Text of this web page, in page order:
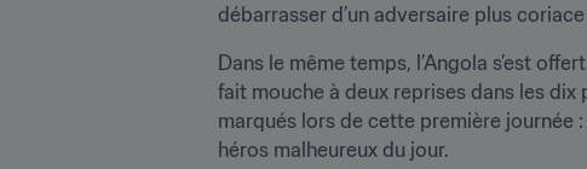
débarrasser d’un adversaire plus
Dans le même temps, l’Angola s’est
fait mouche à deux reprises dans les
marqués lors de cette première journée
héros malheureux du jour.